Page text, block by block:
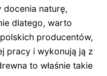
naturę,
dlatego, warto
producentów,
pracy i wykonują ją z
to właśnie takie